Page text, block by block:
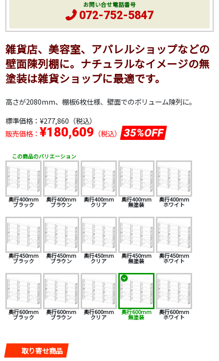
雑貨店、美容室、アパレルショップなどの
壁面陳列棚に。ナチュラルなイメージの無
塗装は雑貨ショップに最適です。
高さが2080mm、棚板6枚仕様、壁面でのボリューム陳列に。
標準価格： ¥277,860 （税込）
販売価格： ¥180,609 （税込） 35%OFF
この商品のバリエーション
奥行400mm
ブラック
奥行400mm
ブラウン
奥行400mm
クリア
奥行400mm
無塗装
奥行400mm
ホワイト
奥行450mm
ブラック
奥行450mm
ブラウン
奥行450mm
クリア
奥行450mm
無塗装
奥行450mm
ホワイト
奥行600mm
ブラック
奥行600mm
ブラウン
奥行600mm
クリア
奥行600mm
無塗装
奥行600mm
ホワイト
取り寄せ商品
お問い合せ電話番号
072-752-5847